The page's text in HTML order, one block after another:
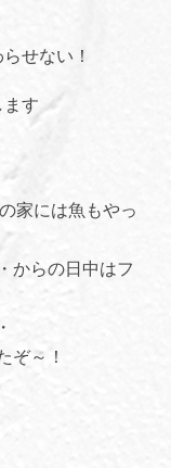
せない！
す
家には魚もやっ
からの日中はフ
ぞ～！